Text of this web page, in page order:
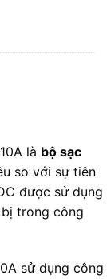
là bộ sạc
so với sự tiên
được sử dụng
trong công
sử dụng công